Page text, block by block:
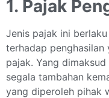
1. Pajak
Jenis pajak ini
terhadap penghasilan
pajak. Yang
segala tambahan
yang diperoleh pihak